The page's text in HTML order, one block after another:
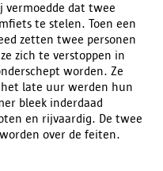
vermoedde dat twee
te stelen. Toen een
zetten twee personen
zich te verstoppen in
worden. Ze
late uur werden hun
bleek inderdaad
en rijvaardig. De twee
over de feiten.